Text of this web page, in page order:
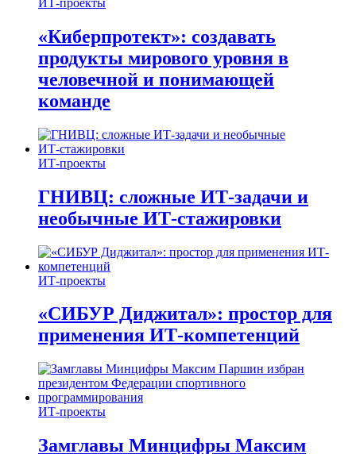
«Киберпротект»: создавать
продукты мирового уровня в
человечной и понимающей
команде
ИТ-проекты
ГНИВЦ: сложные ИТ‑задачи и
необычные ИТ‑стажировки
ИТ-проекты
«СИБУР Диджитал»: простор для
применения ИТ-компетенций
ИТ-проекты
Замглавы Минцифры Максим